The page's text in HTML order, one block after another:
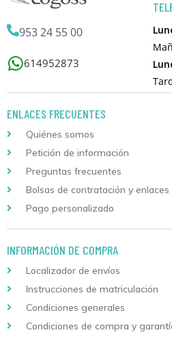
953 24 55 00
614952873
ENLACES FRECUENTES
Quiénes somos
Petición de información
Preguntas frecuentes
Bolsas de contratación y
Pago personalizado
INFORMACIÓN DE COMPRA
Localizador de envíos
Instrucciones de matriculación
Condiciones generales
Condiciones de compra y